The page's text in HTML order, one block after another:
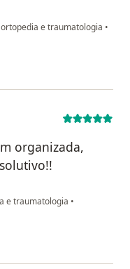
e traumatologia •
organizada,
e traumatologia •